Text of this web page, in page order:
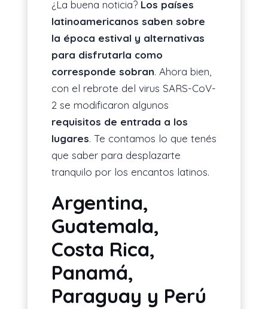
¿La buena noticia? Los países
latinoamericanos saben sobre
la época estival y alternativas
para disfrutarla como
corresponde sobran. Ahora bien,
con el rebrote del virus SARS-CoV-
2 se modificaron algunos
requisitos de entrada a los
lugares. Te contamos lo que tenés
que saber para desplazarte
tranquilo por los encantos latinos.
Argentina,
Guatemala,
Costa Rica,
Panamá,
Paraguay y Perú